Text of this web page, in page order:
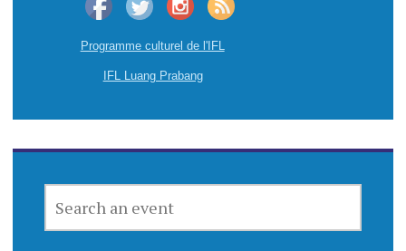
Programme culturel de l'IFL
IFL Luang Prabang
AN